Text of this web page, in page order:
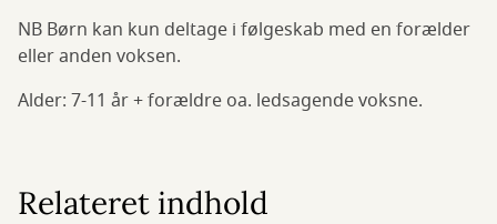
NB Børn kan kun deltage i følgeskab med en forælder
eller anden voksen.
Alder: 7-11 år + forældre oa. ledsagende voksne.
Relateret indhold